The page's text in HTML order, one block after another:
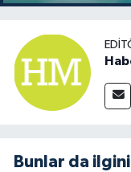
Bunlar da